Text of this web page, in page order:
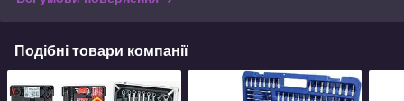
Подібні товари компанії